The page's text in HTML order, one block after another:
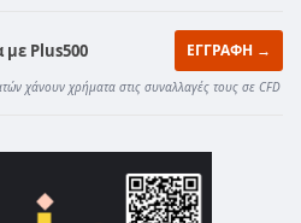
με Plus500 ΕΓΓΡΑΦΗ →
χάνουν χρήματα στις συναλλαγές τους σε CFD